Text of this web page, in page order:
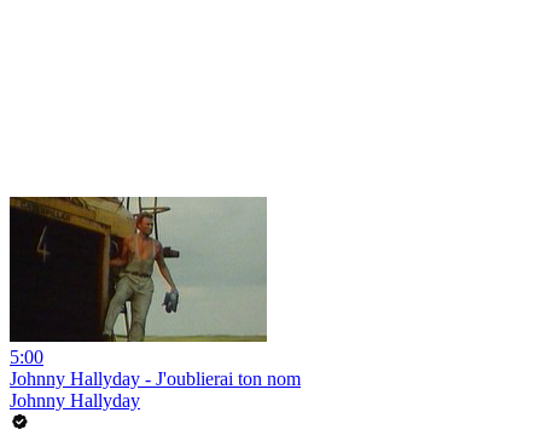
5:00
Johnny Hallyday - J'oublierai ton nom
Johnny Hallyday